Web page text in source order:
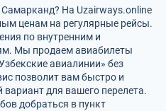
На Uzairways.online
ценам на регулярные рейсы.
по внутренним и
Мы продаем авиабилеты
авиалинии» без
позволит вам быстро и
для вашего перелета.
добраться в пункт